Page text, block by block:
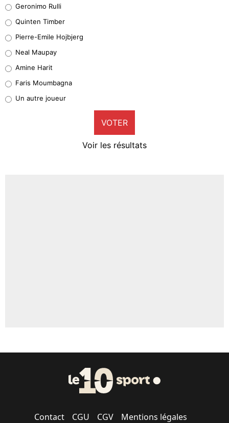
32%
5%
1%
9%
Geronimo Rulli
Quinten Timber
Pierre-Emile Hojbjerg
Neal Maupay
Amine Harit
Faris Moumbagna
Un autre joueur
VOTER
Voir les résultats
Contact CGU CGV Mentions légales